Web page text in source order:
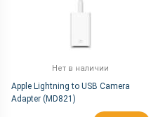
Нет в наличии
Apple Lightning to USB Camera
Adapter (MD821)